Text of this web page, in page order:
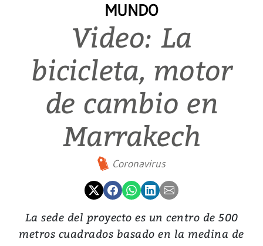
MUNDO
Video: La
bicicleta, motor
de cambio en
Marrakech
Coronavirus
La sede del proyecto es un centro de 500
metros cuadrados basado en la medina de